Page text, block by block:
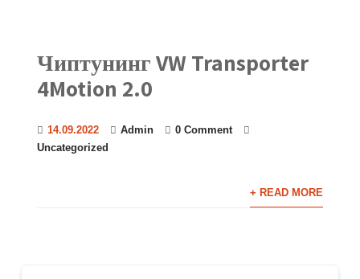
Чиптунинг VW Transporter
4Motion 2.0
14.09.2022 Admin
0 Comment
Uncategorized
+ READ MORE